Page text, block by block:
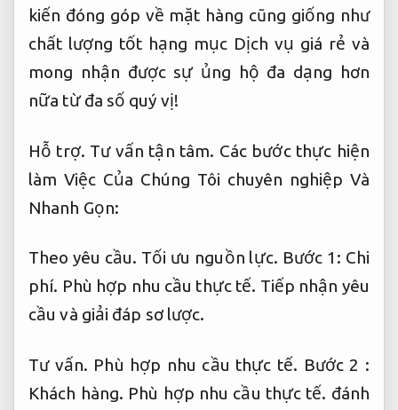
kiến đóng góp về mặt hàng cũng giống như
chất lượng tốt hạng mục Dịch vụ giá rẻ và
mong nhận được sự ủng hộ đa dạng hơn
nữa từ đa số quý vị!
Hỗ trợ. Tư vấn tận tâm. Các bước thực hiện
làm Việc Của Chúng Tôi chuyên nghiệp Và
Nhanh Gọn:
Theo yêu cầu. Tối ưu nguồn lực. Bước 1: Chi
phí. Phù hợp nhu cầu thực tế. Tiếp nhận yêu
cầu và giải đáp sơ lược.
Tư vấn. Phù hợp nhu cầu thực tế. Bước 2 :
Khách hàng. Phù hợp nhu cầu thực tế. đánh